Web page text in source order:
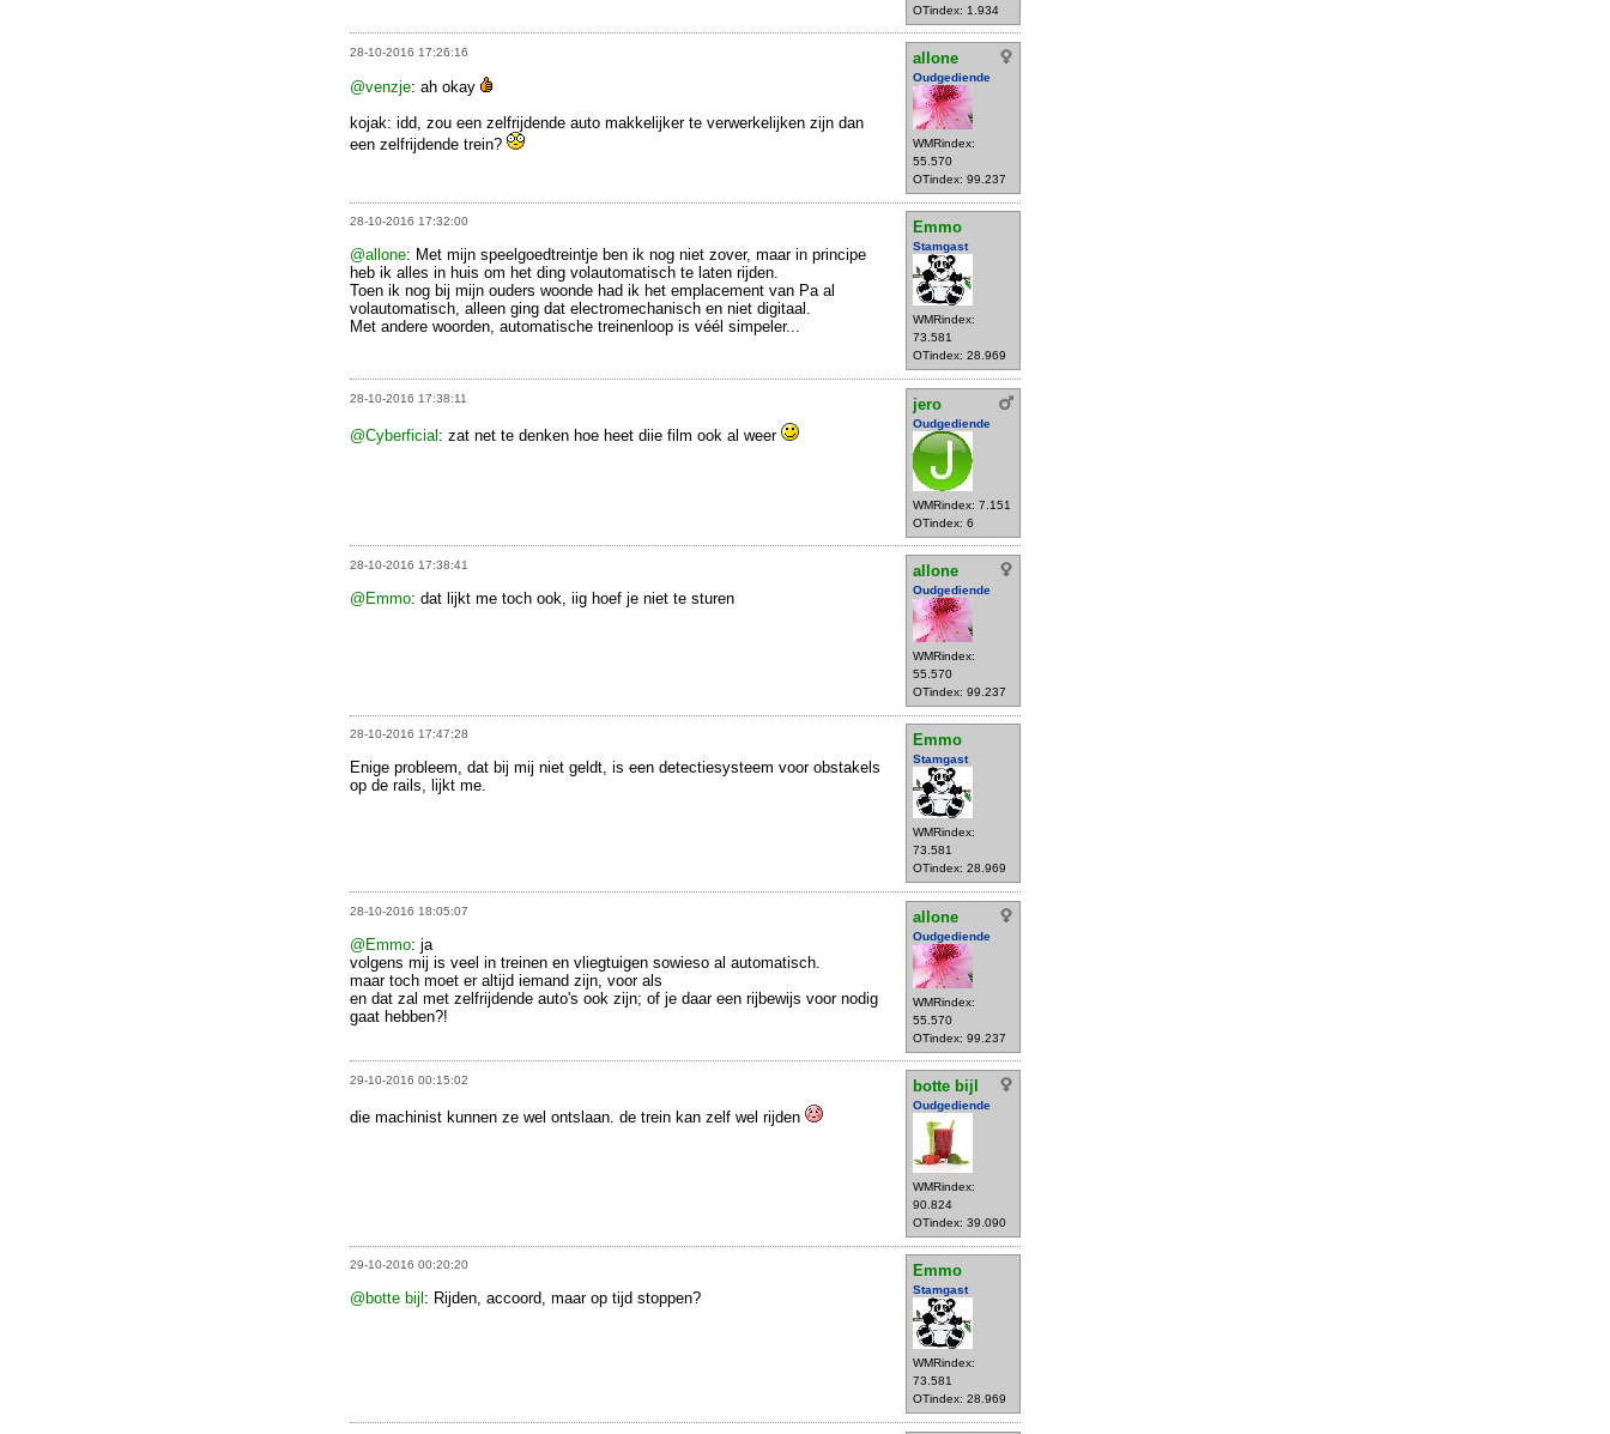
OTindex: 1.934
28-10-2016 17:26:16 allone
Oudgediende
WMRindex:
55.570
OTindex: 99.237
@venzje: ah okay
kojak: idd, zou een zelfrijdende auto makkelijker te verwerkelijken zijn dan
een zelfrijdende trein?
28-10-2016 17:32:00 Emmo
Stamgast
WMRindex:
73.581
OTindex: 28.969
@allone: Met mijn speelgoedtreintje ben ik nog niet zover, maar in principe
heb ik alles in huis om het ding volautomatisch te laten rijden.
Toen ik nog bij mijn ouders woonde had ik het emplacement van Pa al
volautomatisch, alleen ging dat electromechanisch en niet digitaal.
Met andere woorden, automatische treinenloop is véél simpeler...
28-10-2016 17:38:11 jero
Oudgediende
WMRindex: 7.151
OTindex: 6
@Cyberficial : zat net te denken hoe heet diie film ook al weer
28-10-2016 17:38:41 allone
Oudgediende
WMRindex:
55.570
OTindex: 99.237
@Emmo: dat lijkt me toch ook, iig hoef je niet te sturen
28-10-2016 17:47:28 Emmo
Stamgast
WMRindex:
73.581
OTindex: 28.969
Enige probleem, dat bij mij niet geldt, is een detectiesysteem voor obstakels
op de rails, lijkt me.
28-10-2016 18:05:07 allone
Oudgediende
WMRindex:
55.570
OTindex: 99.237
@Emmo: ja
volgens mij is veel in treinen en vliegtuigen sowieso al automatisch.
maar toch moet er altijd iemand zijn, voor als
en dat zal met zelfrijdende auto's ook zijn; of je daar een rijbewijs voor nodig
gaat hebben?!
29-10-2016 00:15:02 botte bijl
Oudgediende
WMRindex:
90.824
OTindex: 39.090
die machinist kunnen ze wel ontslaan. de trein kan zelf wel rijden
29-10-2016 00:20:20 Emmo
Stamgast
WMRindex:
73.581
OTindex: 28.969
@botte bijl : Rijden, accoord, maar op tijd stoppen?